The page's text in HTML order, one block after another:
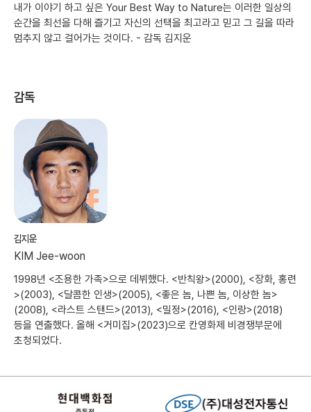
내가 이야기 하고 싶은 Your Best Way to Nature는 이러한 일상의
순간을 최선을 다해 즐기고 자신의 선택을 최고라고 믿고 그 길을 따라
멈추지 않고 걸어가는 것이다. - 감독 김지운
감독
김지운
KIM Jee-woon
1998년 <조용한 가족>으로 데뷔했다. <반칙왕>(2000), <장화, 홍련
>(2003), <달콤한 인생>(2005), <좋은 놈, 나쁜 놈, 이상한 놈>
(2008), <라스트 스탠드>(2013), <밀정>(2016), <인랑>(2018)
등을 연출했다. 올해 <거미집>(2023)으로 칸영화제 비경쟁부문에
초청되었다.